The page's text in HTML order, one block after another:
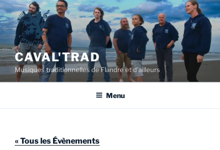
Aller
au
contenu
principal
CAVAL'TRAD
Musiques traditionnelles de Flandre et d'ailleurs
Menu
« Tous les Évènements